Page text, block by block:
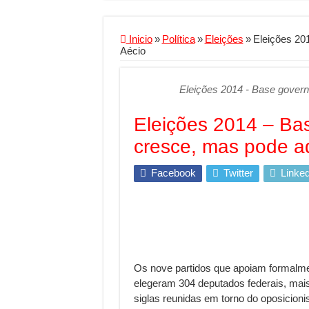
Conheça a melhor
PF e Emissoras
De economista a
Marcenaria sob
Qualidade do
Inicio » Política » Eleições » Eleições
Aécio
Eleições 2014 - Base
Eleições 2014 –
cresce, mas pode
Facebook Twitter
Os nove partidos que apoiam
elegeram 304 deputados federais,
siglas reunidas em torno do